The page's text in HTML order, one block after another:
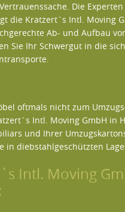
Die
die Kratzert`s Intl. Moving
Ab- und Aufbau
Sie Ihr Schwergut in die
oftmals nicht zum
Intl. Moving GmbH in
und Ihrer
in diebstahlgeschützten
Intl. Moving